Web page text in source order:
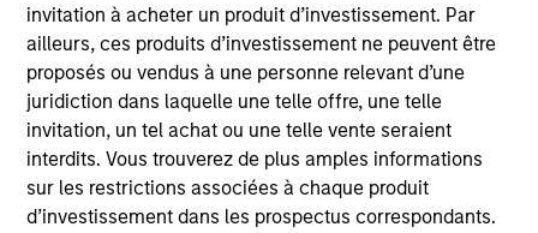
invitation à acheter un produit d’investissement. Par
ailleurs, ces produits d’investissement ne peuvent être
proposés ou vendus à une personne relevant d’une
juridiction dans laquelle une telle offre, une telle
invitation, un tel achat ou une telle vente seraient
interdits. Vous trouverez de plus amples informations
sur les restrictions associées à chaque produit
d’investissement dans les prospectus correspondants.
US Limited Duration Strategy
Invests in U.S. government, corporate bonds,
asset-backed and mortgage-backed
securities with maturities less than five
years.